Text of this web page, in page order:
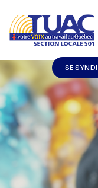
SE